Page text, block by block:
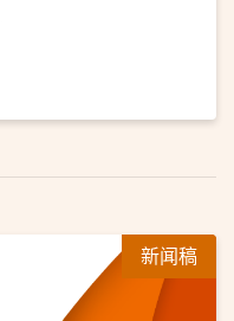
新闻稿